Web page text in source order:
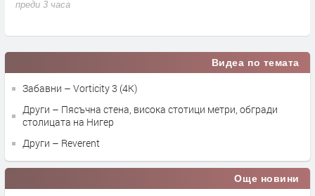
преди 3 часа
Видеа по темата
Забавни – Vorticity 3 (4K)
Други – Пясъчна стена, висока стотици метри, обгради
столицата на Нигер
Други – Reverent
Още новини